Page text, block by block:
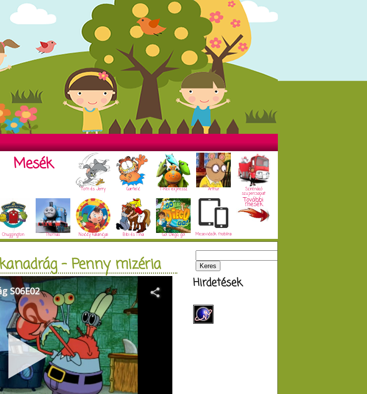
Mesék
Tom és Jerry Garfield T-Rex expressz Arthur Szirénázó
szupercsapat
Chuggington Thomas Noddy kalandjai Bibi és Tina Go! Diego, go! Mesevideók mobilra
További
mesék
- Penny mizéria
Hirdetések